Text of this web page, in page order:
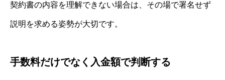
契約書の内容を理解できない場合は、その場で署名せず
説明を求める姿勢が大切です。
手数料だけでなく入金額で判断する